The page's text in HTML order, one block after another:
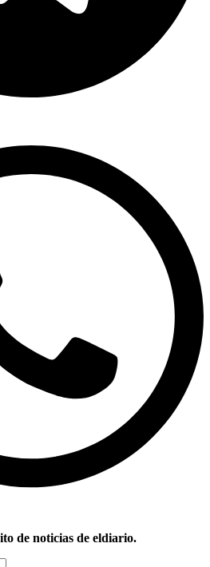
de noticias de eldiario.